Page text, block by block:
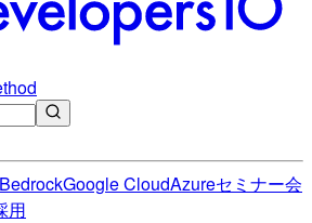
BedrockGoogle CloudAzureセミナー会
用